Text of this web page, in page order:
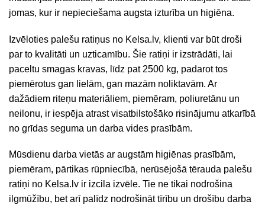
jomas, kur ir nepieciešama augsta izturība un higiēna.
Izvēloties palešu ratiņus no Kelsa.lv, klienti var būt droši
par to kvalitāti un uzticamību. Šie ratiņi ir izstrādāti, lai
paceltu smagas kravas, līdz pat 2500 kg, padarot tos
piemērotus gan lielām, gan mazām noliktavām. Ar
dažādiem riteņu materiāliem, piemēram, poliuretānu un
neilonu, ir iespēja atrast visatbilstošāko risinājumu atkarībā
no grīdas seguma un darba vides prasībām.
Mūsdienu darba vietās ar augstām higiēnas prasībām,
piemēram, pārtikas rūpniecībā, nerūsējošā tērauda palešu
ratiņi no Kelsa.lv ir izcila izvēle. Tie ne tikai nodrošina
ilgmūžību, bet arī palīdz nodrošināt tīrību un drošību darba